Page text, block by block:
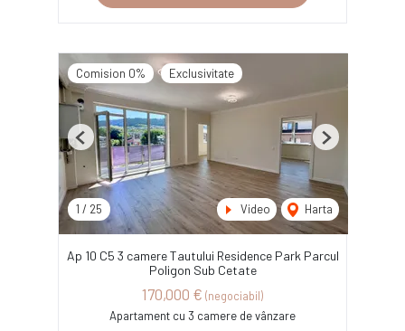
Comision 0% Exclusivitate
1 / 25 Video Harta
Previous Next
Ap 10 C5 3 camere Tautului Residence Park Parcul
Poligon Sub Cetate
170,000 € (negociabil)
Apartament cu 3 camere de vânzare